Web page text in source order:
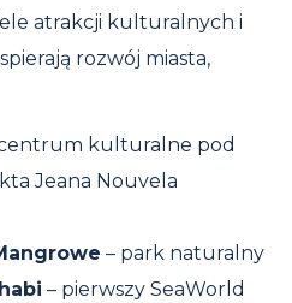
atrakcji kulturalnych i
rozwój miasta,
kulturalne pod
Jeana Nouvela
– park naturalny
– pierwszy SeaWorld